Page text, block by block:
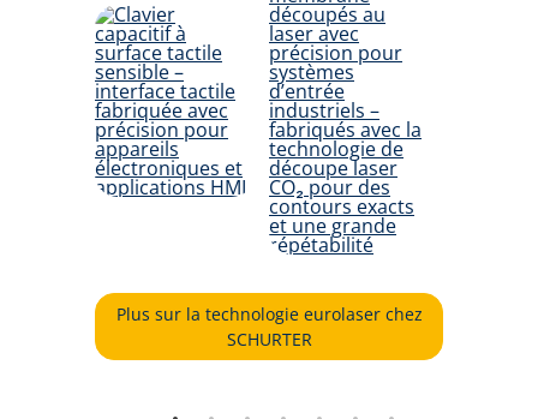
Plus sur la technologie eurolaser chez
SCHURTER